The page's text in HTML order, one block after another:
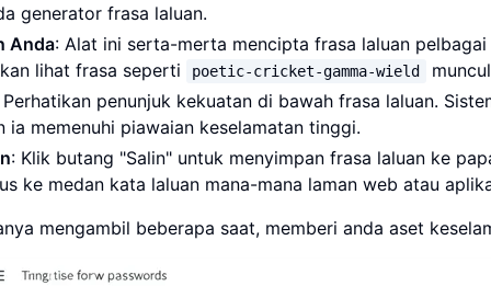
generator frasa laluan.
Anda: Alat ini serta-merta mencipta frasa laluan
lihat frasa seperti
poetic-cricket-gamma-wield
Perhatikan penunjuk kekuatan di bawah frasa laluan.
ia memenuhi piawaian keselamatan tinggi.
: Klik butang "Salin" untuk menyimpan frasa laluan ke
ke medan kata laluan mana-mana laman web atau
mengambil beberapa saat, memberi anda aset